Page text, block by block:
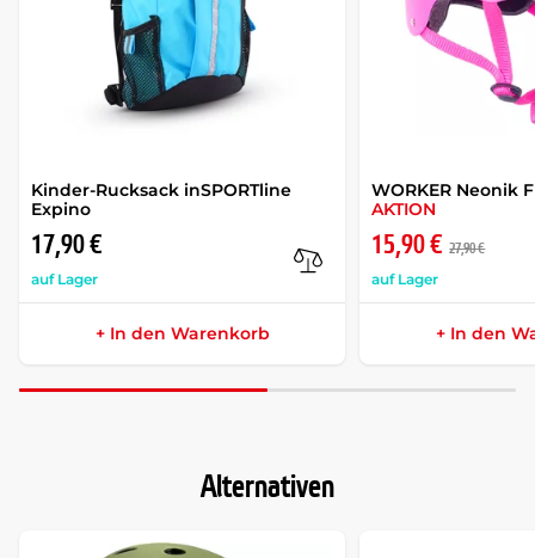
Kinder-Rucksack inSPORTline
Expino
17,90 €
auf Lager
+ In den Warenkorb
WORKER Neonik
AKTION
15,90 € 27,90 €
auf Lager
+ In den
Alternativen